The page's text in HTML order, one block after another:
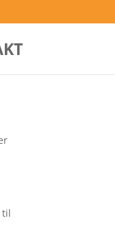
til